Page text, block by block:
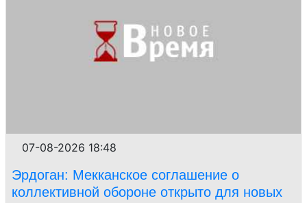
07-08-2026 18:48
Эрдоган: Мекканское соглашение о
коллективной обороне открыто для новых